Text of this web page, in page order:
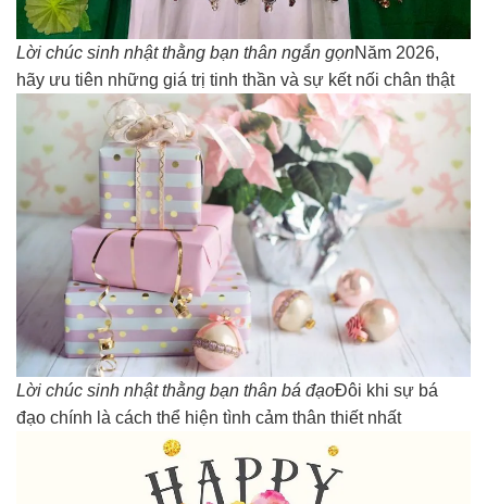
Lời chúc sinh nhật thằng bạn thân ngắn gọnNăm 2026,
hãy ưu tiên những giá trị tinh thần và sự kết nối chân thật
Lời chúc sinh nhật thằng bạn thân bá đạoĐôi khi sự bá
đạo chính là cách thể hiện tình cảm thân thiết nhất